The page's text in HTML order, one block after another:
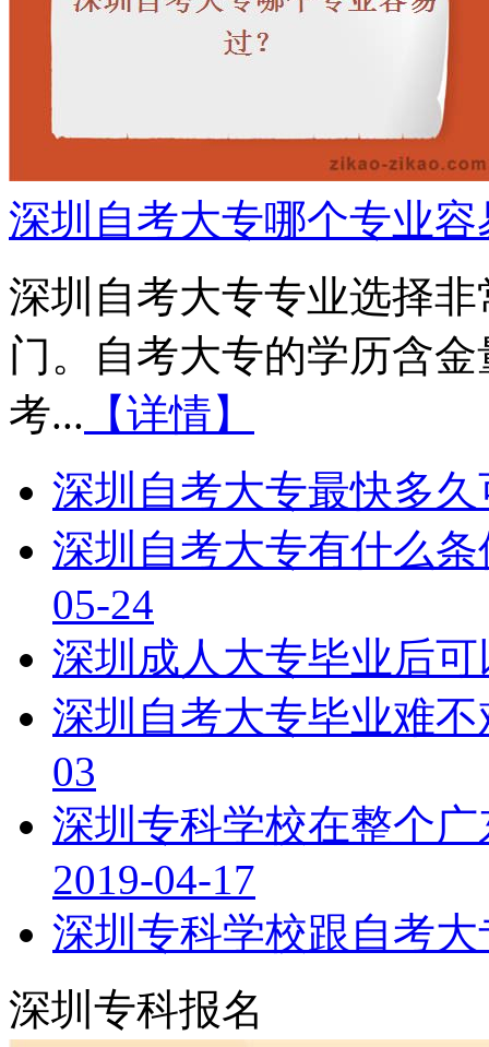
深圳自考大专哪个专业容
深圳自考大专专业选择
门。自考大专的学历含
考... 【详情】
深圳自考大专最快多
深圳自考大专有什么
05-24
深圳成人大专毕业后
深圳自考大专毕业难
03
深圳专科学校在整个
2019-04-17
深圳专科学校跟自考
深圳专科报名